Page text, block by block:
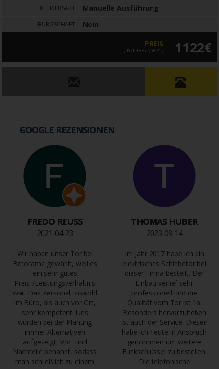
BETRIEBSART: Manuelle Ausführung
BÜRGSCHAFT: Nein
PREIS
(inkl 19% MwSt.) 1122€
GOOGLE REZENSIONEN
FREDO REUSS
2021-04-23
Wir haben unser Tor bei
Betorama gewählt, weil es
ein sehr gutes
Preis-/Leistungsverhältnis
war. Das Personal, sowohl
im Büro, als auch vor Ort,
sehr kompetent. Uns
wurden bei der Planung
immer Alternativen
aufgezeigt, Vor- und
Nachteile benannt, sodass
man schließlich zu einem
THOMAS HUBER
2023-09-14
Im Jahr 2017 habe ich ein
elektrisches Schiebetor bei
dieser Firma bestellt. Der
Einbau verlief sehr
professionell und die
Qualität vom Tor ist 1a.
Besonders hervorzuheben
ist auch der Service. Diesen
habe ich heute in Anspruch
genommen um weitere
Funkschlüssel zu bestellen.
Die telefonische